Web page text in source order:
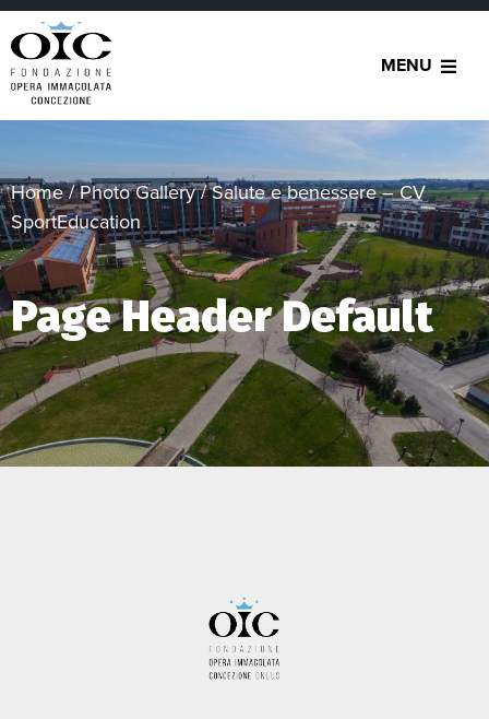
MENU
Home/Photo Gallery/Salute e benessere – CV
SportEducation
Page Header Default